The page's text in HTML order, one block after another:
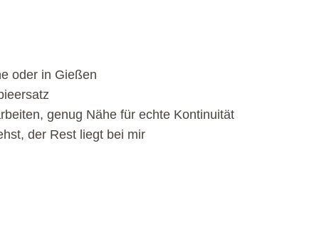
oder in Gießen
genug Nähe für echte Kontinuität
der Rest liegt bei mir